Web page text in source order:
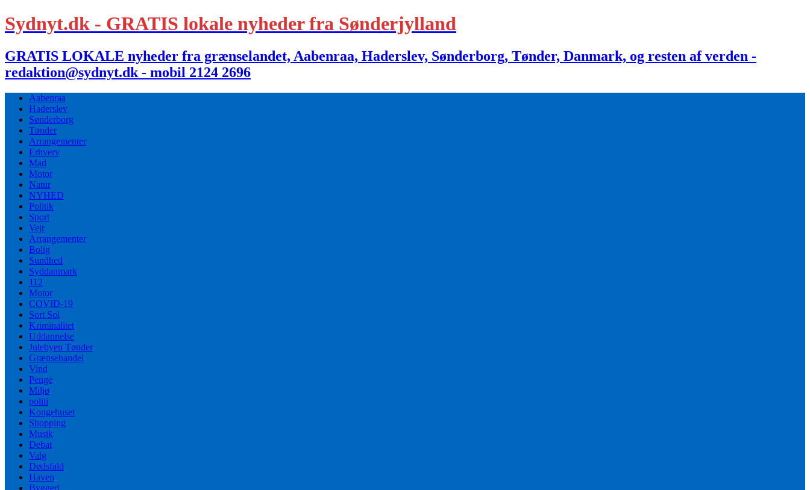
Sydnyt.dk - GRATIS lokale nyheder fra Sønderjylland
GRATIS LOKALE nyheder fra grænselandet, Aabenraa, Haderslev, Sønderborg, Tønder, Danmark, og resten af verden -
redaktion@sydnyt.dk - mobil 2124 2696
Aabenraa
Haderslev
Sønderborg
Tønder
Arrangementer
Erhverv
Mad
Motor
Natur
NYHED
Politik
Sport
Vejr
Arrangementer
Bolig
Sundhed
Syddanmark
112
Motor
COVID-19
Sort Sol
Kriminalitet
Uddannelse
Julebyen Tønder
Grænsehandel
Vind
Penge
Miljø
politi
Kongehuset
Shopping
Musik
Debat
Valg
Dødsfald
Haven
Byggeri